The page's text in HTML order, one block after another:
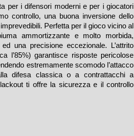
per i difensori moderni e per i giocatori
controllo, una buona inversione dello
Perfetta per il gioco vicino al
ammortizzante e molto morbida,
una precisione eccezionale. L’attrito
l’85%) garantisce risposte pericolose
estremamente scomodo l’attacco
difesa classica o a contrattacchi a
ti offre la sicurezza e il controllo